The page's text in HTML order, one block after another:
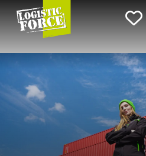
Logistic
Force